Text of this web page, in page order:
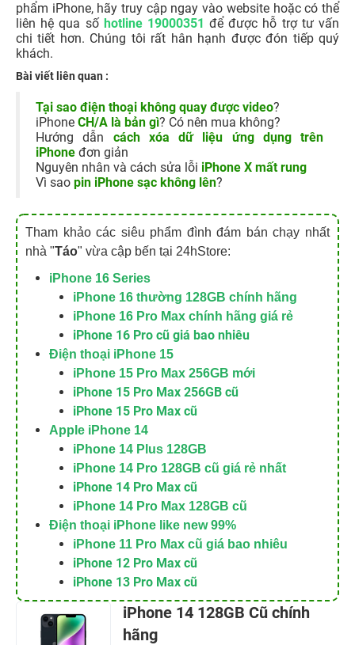
phẩm iPhone, hãy truy cập ngay vào website hoặc có thể
liên hệ qua số hotline 19000351 để được hỗ trợ tư vấn
chi tiết hơn. Chúng tôi rất hân hạnh được đón tiếp quý
khách.
Bài viết liên quan :
Tại sao điện thoại không quay được video?
iPhone CH/A là bản gì? Có nên mua không?
Hướng dẫn cách xóa dữ liệu ứng dụng trên
iPhone đơn giản
Nguyên nhân và cách sửa lỗi iPhone X mất rung
Vì sao pin iPhone sạc không lên?
Tham khảo các siêu phẩm đình đám bán chạy nhất
nhà "Táo" vừa cập bến tại 24hStore:
iPhone 16 Series
iPhone 16 thường 128GB chính hãng
iPhone 16 Pro Max chính hãng giá rẻ
iPhone 16 Pro cũ giá bao nhiêu
Điện thoại iPhone 15
iPhone 15 Pro Max 256GB mới
iPhone 15 Pro Max 256GB cũ
iPhone 15 Pro Max cũ
Apple iPhone 14
iPhone 14 Plus 128GB
iPhone 14 Pro 128GB cũ giá rẻ nhất
iPhone 14 Pro Max cũ
iPhone 14 Pro Max 128GB cũ
Điện thoại iPhone like new 99%
iPhone 11 Pro Max cũ giá bao nhiêu
iPhone 12 Pro Max cũ
iPhone 13 Pro Max cũ
iPhone 14 128GB Cũ chính
hãng